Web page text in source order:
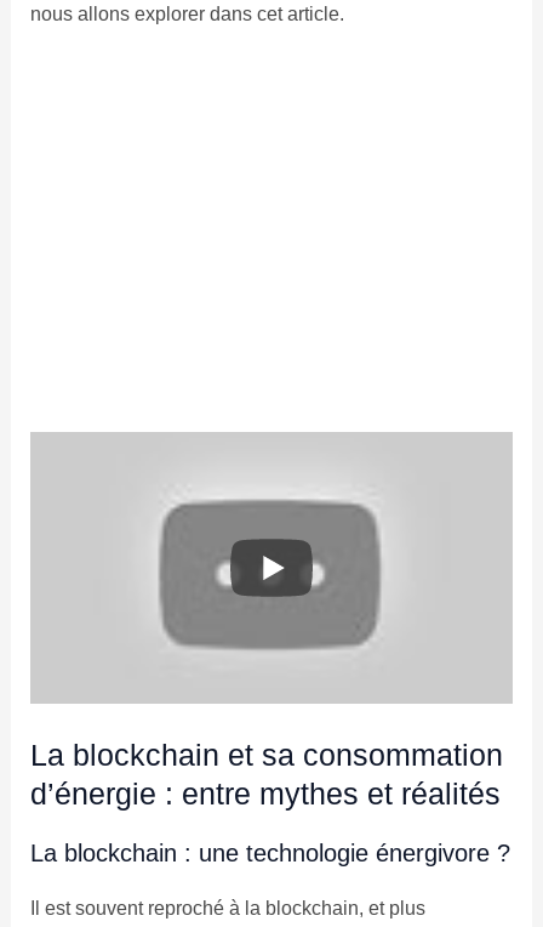
nous allons explorer dans cet article.
La blockchain et sa consommation
d’énergie : entre mythes et réalités
La blockchain : une technologie énergivore ?
Il est souvent reproché à la blockchain, et plus